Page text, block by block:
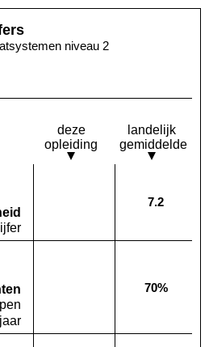
niveau 2
deze
opleiding
landelijk
gemiddelde
Deze opleiding:
Geen waarde bekend
Landelijk
7.2
Deze opleiding:
Geen waarde bekendLandelijk
70%